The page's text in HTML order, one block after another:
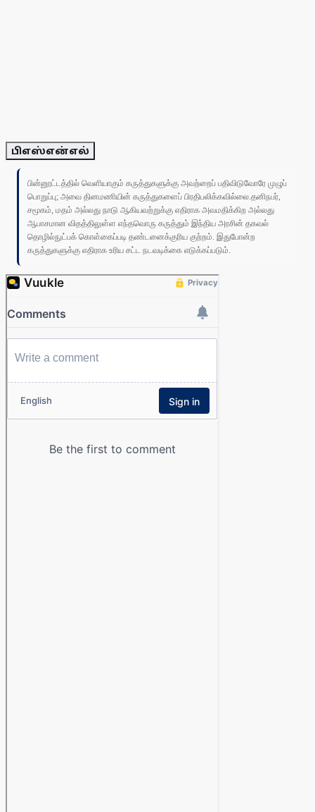
பிஎஸ்என்எல்
பின்னூட்டத்தில் வெளியாகும் கருத்துகளுக்கு அவற்றைப் பதிவிடுவோரே முழுப்
பொறுப்பு; அவை தினமணியின் கருத்துகளைப் பிரதிபலிக்கவில்லை.தனிநபர்,
சமூகம், மதம் அல்லது நாடு ஆகியவற்றுக்கு எதிராக அவமதிக்கிற அல்லது
ஆபாசமான விதத்திலுள்ள எந்தவொரு கருத்தும் இந்திய அரசின் தகவல்
தொழில்நுட்பக் கொள்கைப்படி தண்டனைக்குரிய குற்றம். இதுபோன்ற
கருத்துகளுக்கு எதிராக உரிய சட்ட நடவடிக்கை எடுக்கப்படும்.